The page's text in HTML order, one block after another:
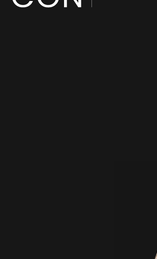
I look forward to the inquiry from a
Please fill in thought and the problem to
service, product, request contents in an
At first we suggest the most suitable